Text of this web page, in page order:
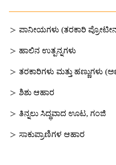
＞ ಪಾನೀಯಗಳು (ತರಕಾರಿ
＞ ಹಾಲಿನ ಉತ್ಪನ್ನಗಳು
＞ ತರಕಾರಿಗಳು ಮತ್ತು ಹಣ್ಣುಗಳು
＞ ಶಿಶು ಆಹಾರ
＞ ತಿನ್ನಲು ಸಿದ್ಧವಾದ ಊಟ, ಗಂಜಿ
＞ ಸಾಕುಪ್ರಾಣಿಗಳ ಆಹಾರ